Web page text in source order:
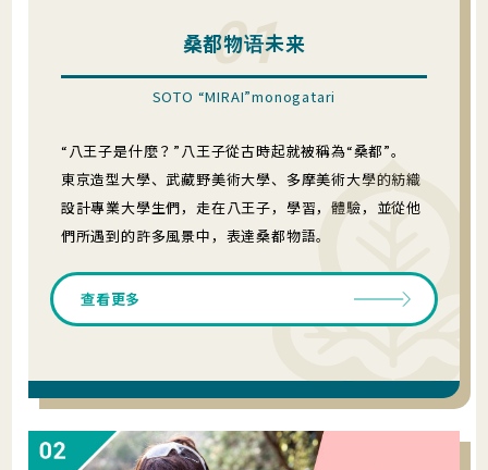
桑都物语未来
01
SOTO “MIRAI”monogatari
“八王子是什麼？”八王子從古時起就被稱為“桑都”。
東京造型大學、武藏野美術大學、多摩美術大學的紡織
設計專業大學生們，走在八王子，學習，體驗，並從他
們所遇到的許多風景中，表達桑都物語。
查看更多